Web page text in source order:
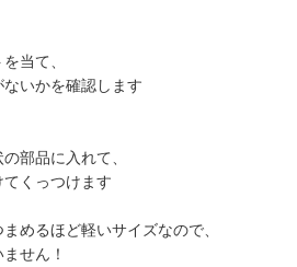
当て、
いかを確認します
部品に入れて、
くっつけます
めるほど軽いサイズなので、
せん！